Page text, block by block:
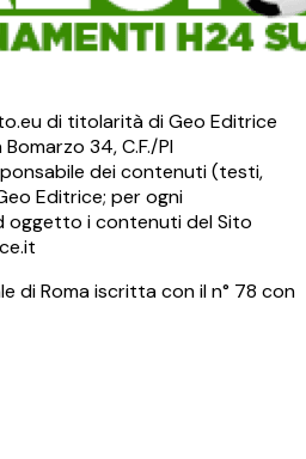
di titolarità di Geo Editrice
Bomarzo 34, C.F./PI
dei contenuti (testi,
Editrice; per ogni
oggetto i contenuti del Sito
di Roma iscritta con il n° 78 con